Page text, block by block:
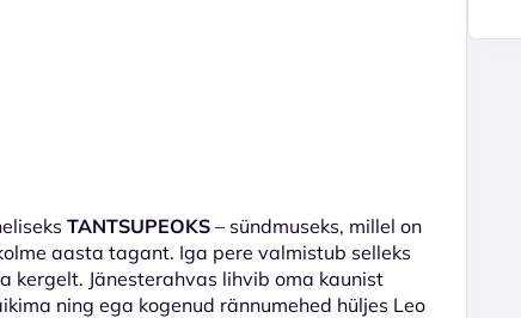
TANTSUPEOKS – sündmuseks, millel on
aasta tagant. Iga pere valmistub selleks
kergelt. Jänesterahvas lihvib oma kaunist
ning ega kogenud rännumehed hüljes Leo